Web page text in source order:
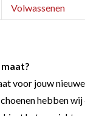
Volwassenen
voor jouw nieuwe
hebben